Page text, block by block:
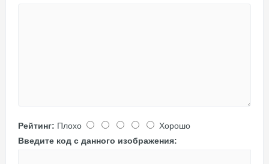
Рейтинг: Плохо
Хорошо
Введите код с данного изображения: